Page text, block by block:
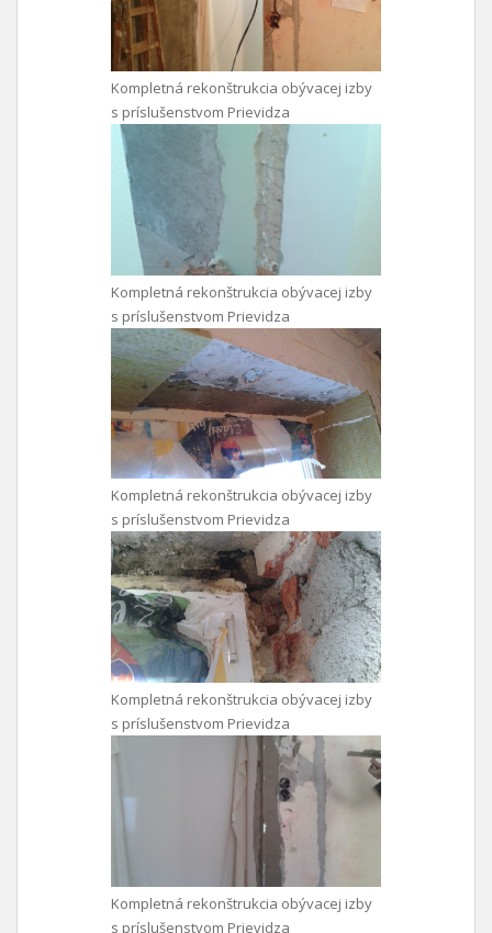
Kompletná rekonštrukcia obývacej izby
s príslušenstvom Prievidza
Kompletná rekonštrukcia obývacej izby
s príslušenstvom Prievidza
Kompletná rekonštrukcia obývacej izby
s príslušenstvom Prievidza
Kompletná rekonštrukcia obývacej izby
s príslušenstvom Prievidza
Kompletná rekonštrukcia obývacej izby
s príslušenstvom Prievidza